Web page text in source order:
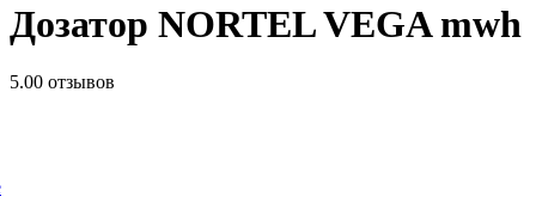
Дозатор NORTEL VEGA mwh
5.00 отзывов